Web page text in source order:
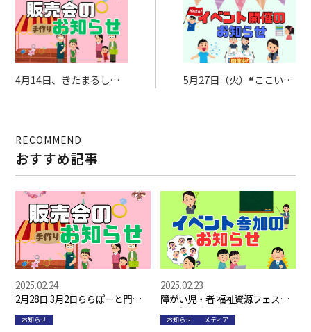
4月14日、きたまるしぇ
5月27日（火）❝ここいろ
RECOMMEND
おすすめ記事
2月28日.3月2日ららぽーと門真に
てアクセサリーを販売いたしま
す！
2025.02.24
お知らせ
障がい児・者 福祉資源フェス
タ 無事終わりました！
2025.02.23
お知らせ メディア